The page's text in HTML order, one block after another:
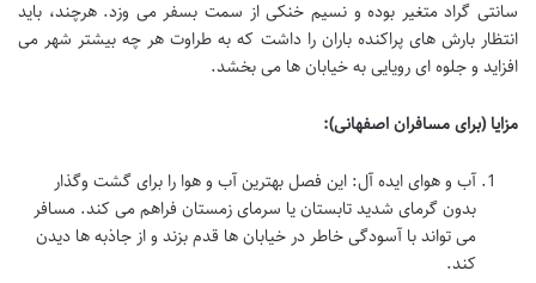
سانتی گراد متغیر بوده و نسیم خنکی از سمت بسفر می وزد. هرچند، باید
انتظار بارش های پراکنده باران را داشت که به طراوت هر چه بیشتر شهر می
افزاید و جلوه ای رویایی به خیابان ها می بخشد.
مزایا (برای مسافران اصفهانی):
آب و هوای ایده آل: این فصل بهترین آب و هوا را برای گشت وگذار
بدون گرمای شدید تابستان یا سرمای زمستان فراهم می کند. مسافر
می تواند با آسودگی خاطر در خیابان ها قدم بزند و از جاذبه ها دیدن
کند.